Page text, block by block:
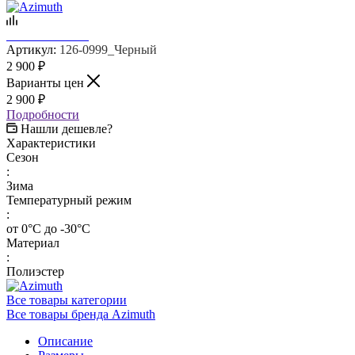
Артикул: 126-0999_Черный
2 900 ₽
Варианты цен
2 900 ₽
Подробности
Нашли дешевле?
Характеристики
Сезон
:
Зима
Температурный режим
:
от 0°С до -30°С
Материал
:
Полиэстер
Все товары категории
Все товары бренда Azimuth
Описание